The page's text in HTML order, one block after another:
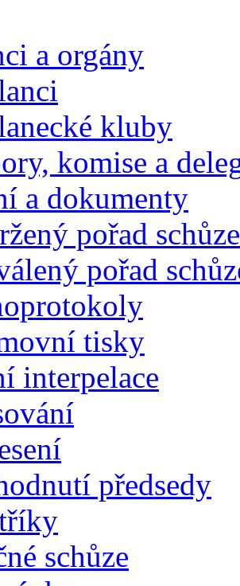
a orgány
kluby
komise a
a dokumenty
pořad schůze
pořad
tisky
interpelace
předsedy
schůze